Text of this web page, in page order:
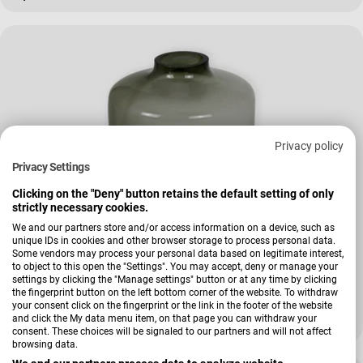
Privacy policy
Privacy Settings
Clicking on the "Deny" button retains the default setting of only
strictly necessary cookies.
We and our partners store and/or access information on a device, such as
unique IDs in cookies and other browser storage to process personal data.
Some vendors may process your personal data based on legitimate interest,
to object to this open the "Settings". You may accept, deny or manage your
settings by clicking the "Manage settings" button or at any time by clicking
the fingerprint button on the left bottom corner of the website. To withdraw
your consent click on the fingerprint or the link in the footer of the website
and click the My data menu item, on that page you can withdraw your
consent. These choices will be signaled to our partners and will not affect
browsing data.
Vase Migno
Verkäufer:
Kaheku
+ Weitere Varianten
Regulärer Preis
22,99 €